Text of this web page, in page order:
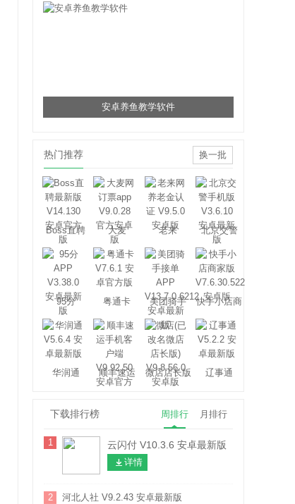
安卓养鱼教学软件
热门推荐 换一批
Boss直聘 大麦 老来 北京交警
95分 粤通卡 美团骑手
快手小店商
华润通 顺丰速运 微店店长版 辽事通
下载排行榜 周排行 月排行
1 云闪付 V10.3.6 安卓最新版
详情
2 河北人社 V9.2.43 安卓最新版